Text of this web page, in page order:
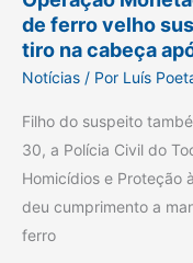
de ferrovelho
tiro na cabeça
Notícias / Por Luís
Filho do suspeito
30, a Polícia Civil do
Homicídios e Proteção
deu cumprimento a
ferro
matar
homem
com
na
cabeça
após
discussão
em